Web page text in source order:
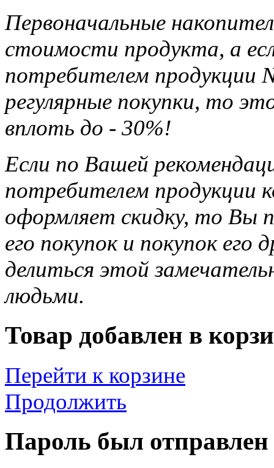
Первоначальные
стоимости продукта, а
потребителем продукции
регулярные покупки, то
вплоть до - 30%!
Если по Вашей
потребителем продукции
оформляет скидку, то Вы
его покупок и покупок
делиться этой
людьми.
Товар добавлен в
Перейти к корзине
Продолжить
Пароль был